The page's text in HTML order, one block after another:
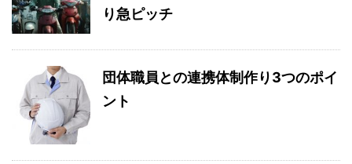
り急ピッチ
団体職員との連携体制作り3つのポイ
ント